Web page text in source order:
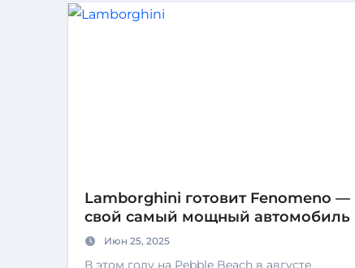
Lamborghini готовит Fenomeno —
свой самый мощный автомобиль
Июн 25, 2025
В этом году на Pebble Beach в августе